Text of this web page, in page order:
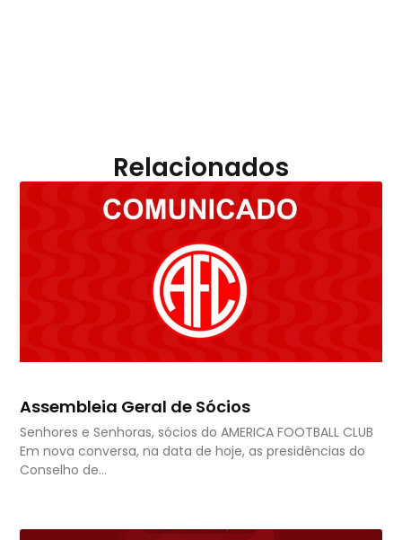
Relacionados
Assembleia Geral de Sócios
Senhores e Senhoras, sócios do AMERICA FOOTBALL CLUB
Em nova conversa, na data de hoje, as presidências do
Conselho de…